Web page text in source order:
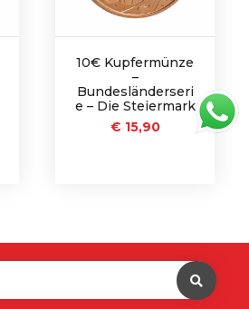
10€ Kupfermünze
–
Bundesländerseri
e – Die Steiermark
€ 15,90